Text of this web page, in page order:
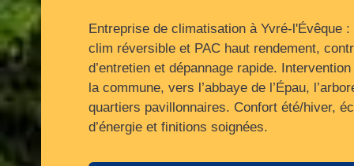
Entreprise de climatisation à Yvré-l'Évêque :
clim réversible et PAC haut rendement,
d’entretien et dépannage rapide.
la commune, vers l’abbaye de l’Épau,
quartiers pavillonnaires. Confort été/hiver,
d’énergie et finitions soignées.